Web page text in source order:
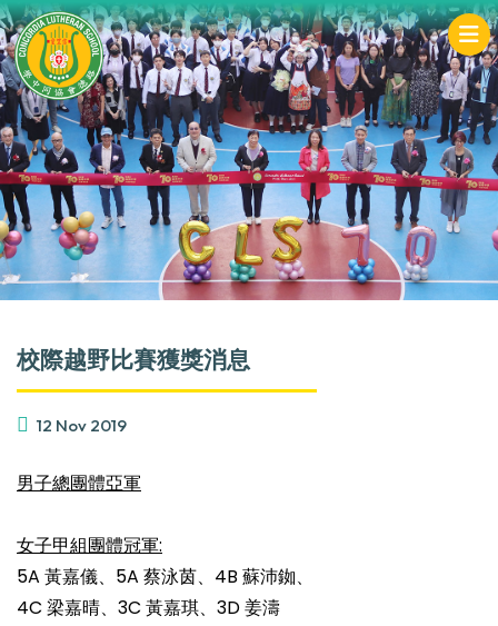
校際越野比賽獲獎消息
12 Nov 2019
男子總團體亞軍
女子甲組團體冠軍:
5A 黃嘉儀、5A 蔡泳茵、4B 蘇沛銣、
4C 梁嘉晴、3C 黃嘉琪、3D 姜濤